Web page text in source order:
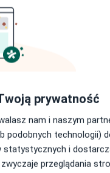
prywatność
nam i naszym
podobnych technologii)
statystycznych i
przeglądania